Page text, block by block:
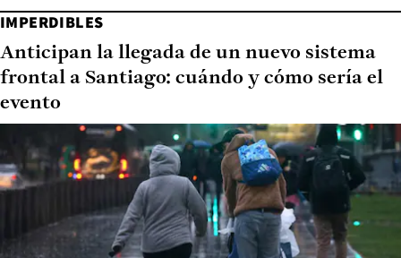
IMPERDIBLES
Anticipan la llegada de un nuevo sistema
frontal a Santiago: cuándo y cómo sería el
evento